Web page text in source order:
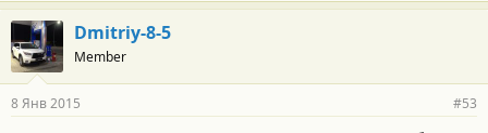
Dmitriy-8-5
Member
8 Янв 2015 #53